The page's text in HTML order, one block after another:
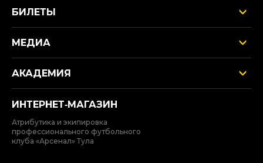
БИЛЕТЫ
МЕДИА
АКАДЕМИЯ
ИНТЕРНЕТ‑МАГАЗИН
Атрибутика и экипировка
профессионального футбольного
клуба «Арсенал» Тула